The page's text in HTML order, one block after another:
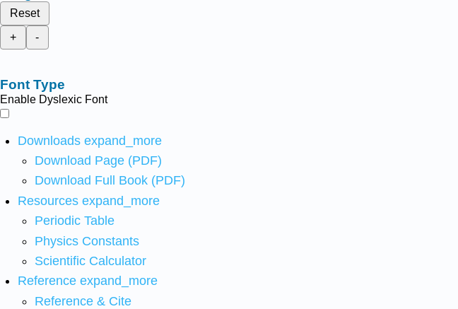
Reset
+
-
Font Type
Enable Dyslexic Font
Downloads expand_more
Download Page (PDF)
Download Full Book (PDF)
Resources expand_more
Periodic Table
Physics Constants
Scientific Calculator
Reference expand_more
Reference & Cite